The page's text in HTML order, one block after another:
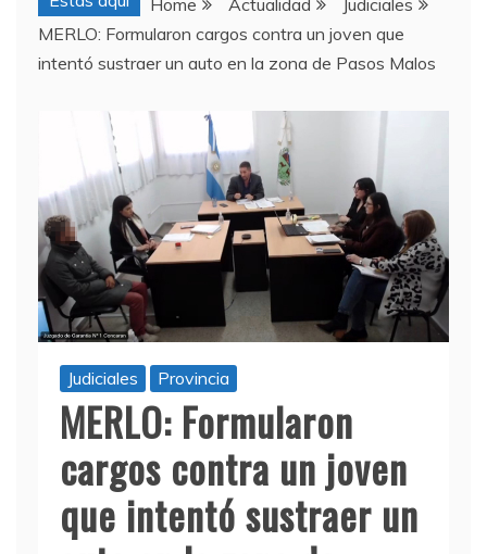
Home Actualidad
Judiciales
MERLO: Formularon cargos contra un joven que
intentó sustraer un auto en la zona de Pasos Malos
Judiciales Provincia
MERLO: Formularon
cargos contra un joven
que intentó sustraer un